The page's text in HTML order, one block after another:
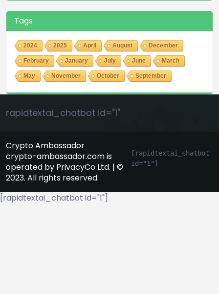
Tags
2024 2025 April August December
February January July June March
May November October September
rapidtextai_chatbot id="1"
Crypto Ambassador
crypto-ambassador.com is
operated by PrivacyCo Ltd. | ©
2023. All rights reserved.
[rapidtextai_chatbot
id="1"]
[rapidtextai_chatbot id="1"]